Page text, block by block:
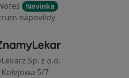
Novinka
nápovědy
ZnamyLekar - Hlavní stránka
Sp. z o.o.
Kolejowa 5/7